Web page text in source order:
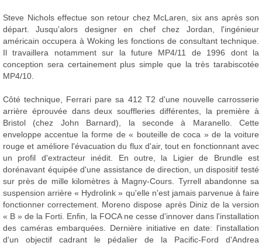
Steve Nichols effectue son retour chez McLaren, six ans après son
départ. Jusqu'alors designer en chef chez Jordan, l'ingénieur
américain occupera à Woking les fonctions de consultant technique.
Il travaillera notamment sur la future MP4/11 de 1996 dont la
conception sera certainement plus simple que la très tarabiscotée
MP4/10.
Côté technique, Ferrari pare sa 412 T2 d'une nouvelle carrosserie
arrière éprouvée dans deux souffleries différentes, la première à
Bristol (chez John Barnard), la seconde à Maranello. Cette
enveloppe accentue la forme de « bouteille de coca » de la voiture
rouge et améliore l'évacuation du flux d'air, tout en fonctionnant avec
un profil d'extracteur inédit. En outre, la Ligier de Brundle est
dorénavant équipée d'une assistance de direction, un dispositif testé
sur près de mille kilomètres à Magny-Cours. Tyrrell abandonne sa
suspension arrière « Hydrolink » qu'elle n'est jamais parvenue à faire
fonctionner correctement. Moreno dispose après Diniz de la version
« B » de la Forti. Enfin, la FOCA ne cesse d'innover dans l'installation
des caméras embarquées. Dernière initiative en date: l'installation
d'un objectif cadrant le pédalier de la Pacific-Ford d'Andrea